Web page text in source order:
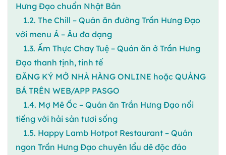
Hưng Đạo chuẩn Nhật Bản
1.2. The Chill – Quán ăn đường Trần Hưng Đạo
với menu Á – Âu đa dạng
1.3. Ẩm Thực Chay Tuệ – Quán ăn ở Trần Hưng
Đạo thanh tịnh, tinh tế
ĐĂNG KÝ MỞ NHÀ HÀNG ONLINE hoặc QUẢNG
BÁ TRÊN WEB/APP PASGO
1.4. Mợ Mê Ốc – Quán ăn Trần Hưng Đạo nổi
tiếng với hải sản tươi sống
1.5. Happy Lamb Hotpot Restaurant – Quán
ngon Trần Hưng Đạo chuyên lẩu dê độc đáo